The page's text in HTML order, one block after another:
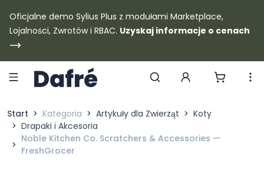
Dafre
Oficjalne demo Sylius Plus z modułami Marketplace,
Lojalności, Zwrotów i RBAC. Uzyskaj informacje o cenach
Start
Kategoria Artykuły dla Zwierząt
Koty
Drapaki i Akcesoria
Noble Kitchen Co. Scratchers & Accessories —
FreshGrocer